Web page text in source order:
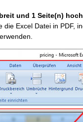
und 1 Seite(n) hoch
die Excel Datei in PDF,